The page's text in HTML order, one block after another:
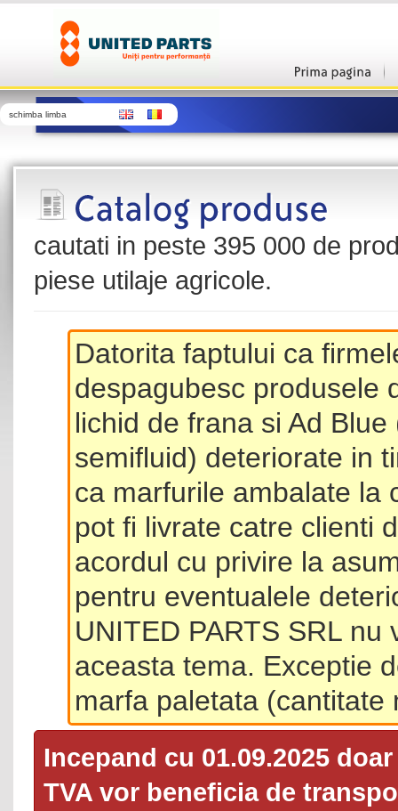
schimba limba
cautati in peste 395 000 de
piese utilaje agricole.
Datorita faptului ca
despagubesc produsele
lichid de frana si Ad
semifluid) deteriorate in
ca marfurile ambalate la
pot fi livrate catre clienti
acordul cu privire la
pentru eventualele
UNITED PARTS SRL
aceasta tema. Exceptie
marfa paletata (cantitate
Incepand cu 01.09.2025
TVA vor beneficia de